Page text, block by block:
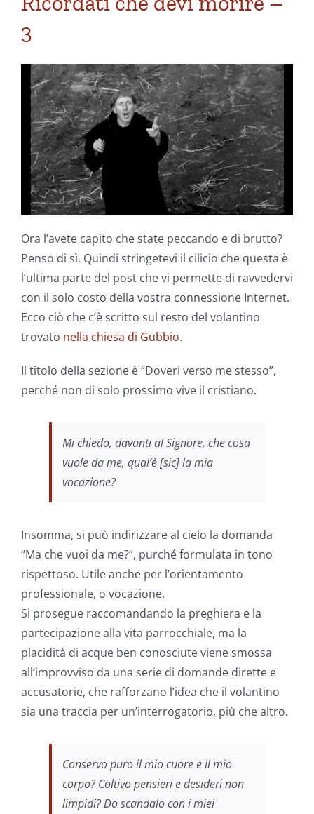
3
Ora l’avete capito che state peccando e di brutto?
Penso di sì. Quindi stringetevi il cilicio che questa è
l’ultima parte del post che vi permette di ravvedervi
con il solo costo della vostra connessione Internet.
Ecco ciò che c’è scritto sul resto del volantino
trovato nella chiesa di Gubbio.
Il titolo della sezione è “Doveri verso me stesso”,
perché non di solo prossimo vive il cristiano.
Mi chiedo, davanti al Signore, che cosa
vuole da me, qual’è [sic] la mia
vocazione?
Insomma, si può indirizzare al cielo la domanda
“Ma che vuoi da me?”, purché formulata in tono
rispettoso. Utile anche per l’orientamento
professionale, o vocazione.
Si prosegue raccomandando la preghiera e la
partecipazione alla vita parrocchiale, ma la
placidità di acque ben conosciute viene smossa
all’improvviso da una serie di domande dirette e
accusatorie, che rafforzano l’idea che il volantino
sia una traccia per un’interrogatorio, più che altro.
Conservo puro il mio cuore e il mio
corpo? Coltivo pensieri e desideri non
limpidi? Do scandalo con i miei